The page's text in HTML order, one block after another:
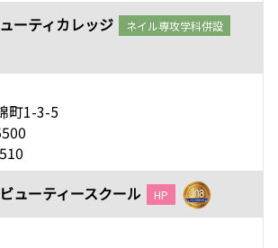
ーティカレッジ
ネイル専攻学科併設
町1-3-5
ューティースクール
HP